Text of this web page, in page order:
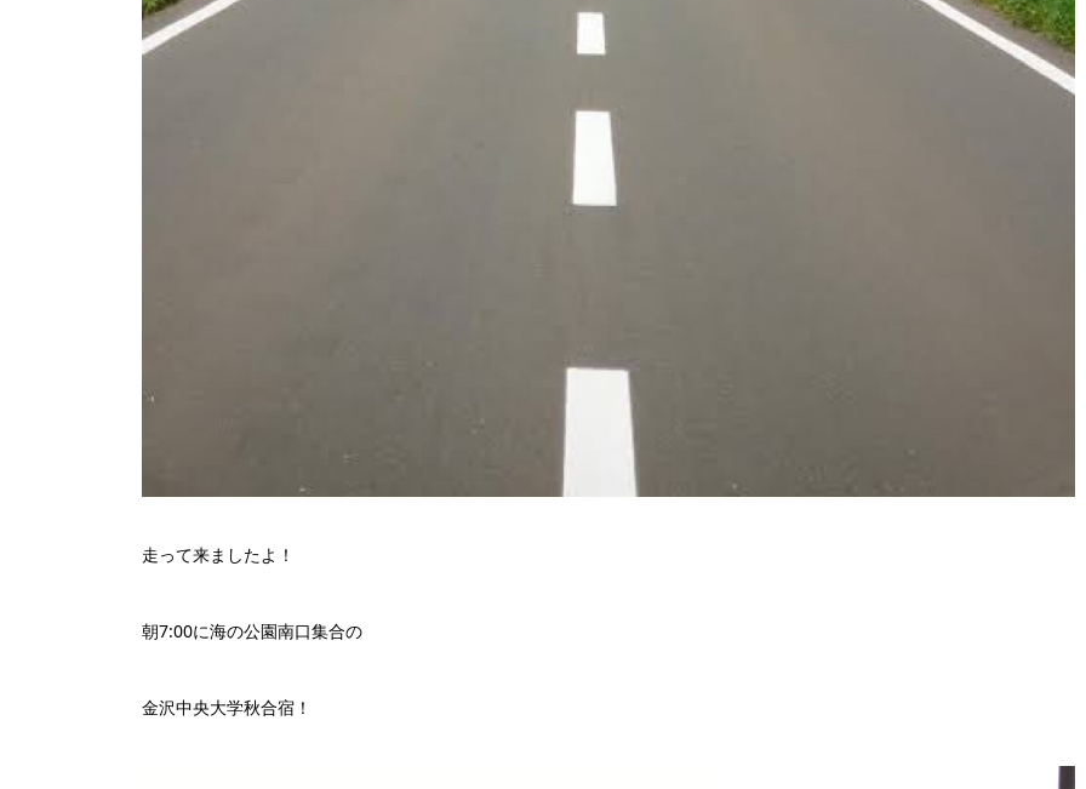
走って来ましたよ！
朝7:00に海の公園南口集合の
金沢中央大学秋合宿！